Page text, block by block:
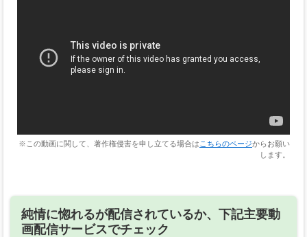
※この動画に関して、著作権侵害を申し立てる場合は こちらのページからお願い
します。
純情に惚れるが配信されているか、下記主要動
画配信サービスでチェック